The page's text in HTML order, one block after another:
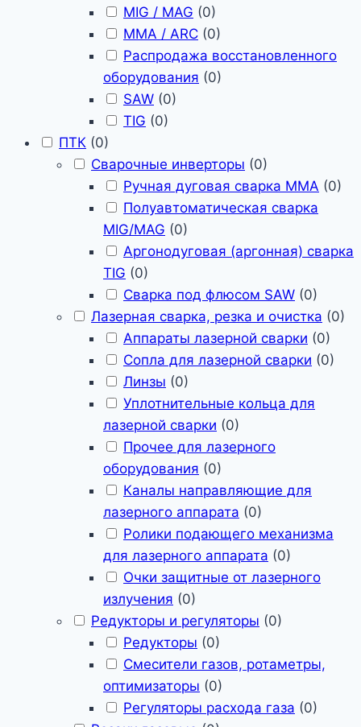
MIG / MAG (0)
MMA / ARC (0)
Распродажа восстановленного
оборудования (0)
SAW (0)
TIG (0)
ПТК (0)
Сварочные инверторы (0)
Ручная дуговая сварка MMA (0)
Полуавтоматическая сварка
MIG/MAG (0)
Аргонодуговая (аргонная) сварка
TIG (0)
Сварка под флюсом SAW (0)
Лазерная сварка, резка и очистка (0)
Аппараты лазерной сварки (0)
Сопла для лазерной сварки (0)
Линзы (0)
Уплотнительные кольца для
лазерной сварки (0)
Прочее для лазерного
оборудования (0)
Каналы направляющие для
лазерного аппарата (0)
Ролики подающего механизма
для лазерного аппарата (0)
Очки защитные от лазерного
излучения (0)
Редукторы и регуляторы (0)
Редукторы (0)
Смесители газов, ротаметры,
оптимизаторы (0)
Регуляторы расхода газа (0)